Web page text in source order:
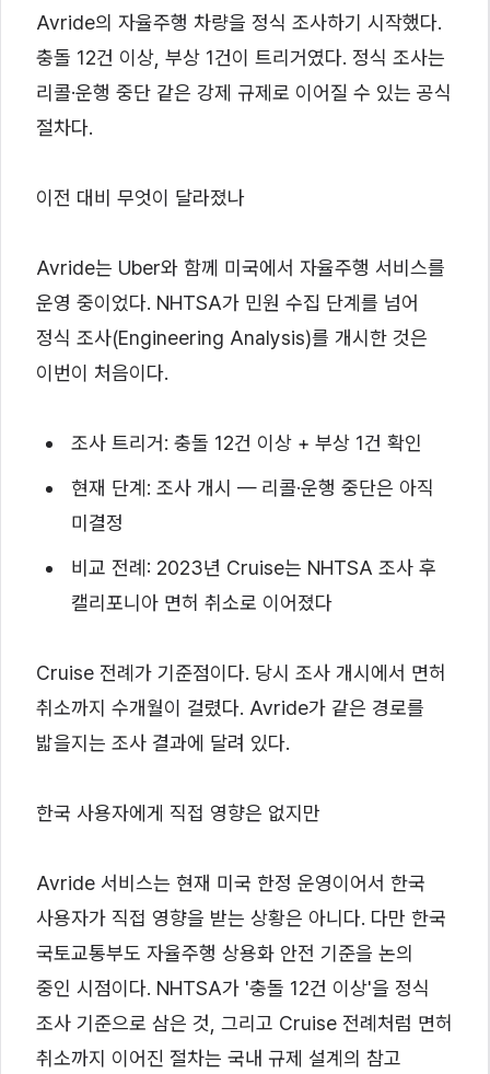
Avride의 자율주행 차량을 정식 조사하기 시작했다.
충돌 12건 이상, 부상 1건이 트리거였다. 정식 조사는
리콜·운행 중단 같은 강제 규제로 이어질 수 있는 공식
절차다.
이전 대비 무엇이 달라졌나
Avride는 Uber와 함께 미국에서 자율주행 서비스를
운영 중이었다. NHTSA가 민원 수집 단계를 넘어
정식 조사(Engineering Analysis)를 개시한 것은
이번이 처음이다.
조사 트리거: 충돌 12건 이상 + 부상 1건 확인
현재 단계: 조사 개시 — 리콜·운행 중단은 아직
미결정
비교 전례: 2023년 Cruise는 NHTSA 조사 후
캘리포니아 면허 취소로 이어졌다
Cruise 전례가 기준점이다. 당시 조사 개시에서 면허
취소까지 수개월이 걸렸다. Avride가 같은 경로를
밟을지는 조사 결과에 달려 있다.
한국 사용자에게 직접 영향은 없지만
Avride 서비스는 현재 미국 한정 운영이어서 한국
사용자가 직접 영향을 받는 상황은 아니다. 다만 한국
국토교통부도 자율주행 상용화 안전 기준을 논의
중인 시점이다. NHTSA가 '충돌 12건 이상'을 정식
조사 기준으로 삼은 것, 그리고 Cruise 전례처럼 면허
취소까지 이어진 절차는 국내 규제 설계의 참고